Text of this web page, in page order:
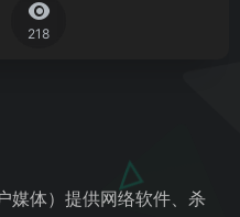
218
媒体）提供网络软件、杀